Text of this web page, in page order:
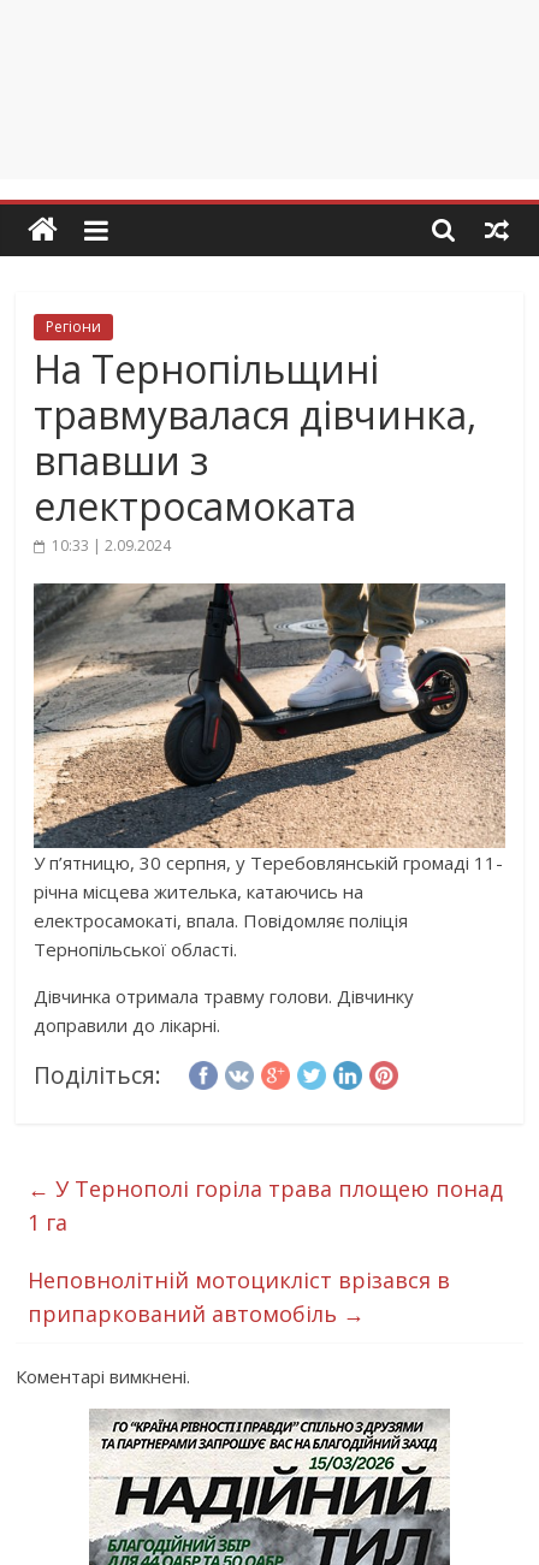
Регіони
На Тернопільщині
травмувалася дівчинка,
впавши з
електросамоката
10:33 | 2.09.2024
У п’ятницю, 30 серпня, у Теребовлянській громаді 11-
річна місцева жителька, катаючись на
електросамокаті, впала. Повідомляє поліція
Тернопільської області.
Дівчинка отримала травму голови. Дівчинку
доправили до лікарні.
Поділіться:
← У Тернополі горіла трава площею понад
1 га
Неповнолітній мотоцикліст врізався в
припаркований автомобіль →
Коментарі вимкнені.